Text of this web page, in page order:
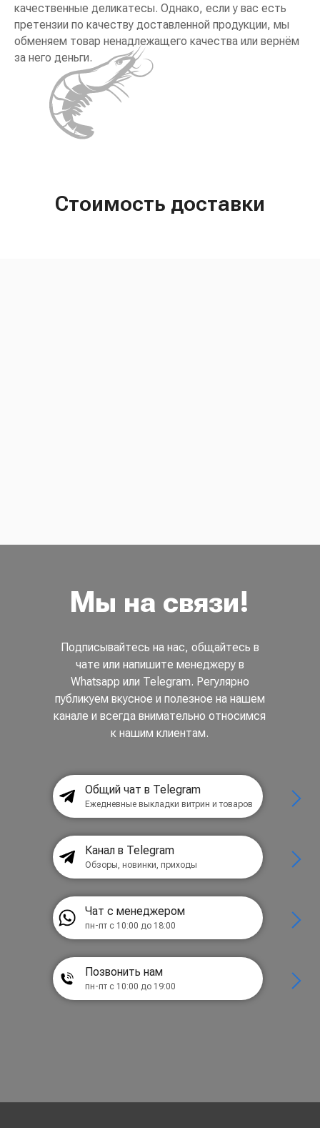
качественные деликатесы. Однако, если у вас есть
претензии по качеству доставленной продукции, мы
обменяем товар ненадлежащего качества или вернём
за него деньги.
Стоимость доставки
Мы на связи!
Подписывайтесь на нас, общайтесь в
чате или напишите менеджеру в
Whatsapp или Telegram. Регулярно
публикуем вкусное и полезное на нашем
канале и всегда внимательно относимся
к нашим клиентам.
Общий чат в Telegram
Ежедневные выкладки витрин и товаров
Канал в Telegram
Обзоры, новинки, приходы
Чат с менеджером
пн-пт с 10:00 до 18:00
Позвонить нам
пн-пт с 10:00 до 19:00